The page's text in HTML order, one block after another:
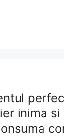
inima si